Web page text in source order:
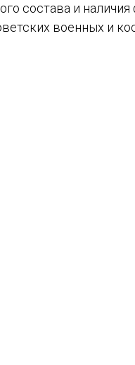
состава и
военных и